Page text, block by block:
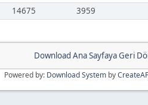
14675 3959
Download Ana Sayfaya Geri
Powered by: Download Systemby